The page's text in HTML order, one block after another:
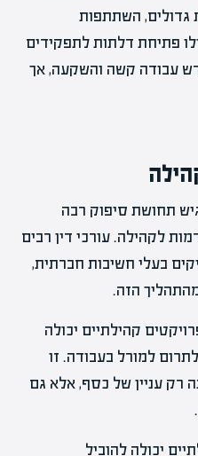
גדולים, השתתפות
פתיחת דלתות לתפקידים
עבודה קשה והשקעה, אך
תחושת סיפוק רבה
לקהילה. עורכי דין רבים
בעלי חשיבות חברתית,
הזה.
קהילתיים יכולה
למורל בעבודה. זו
רק עניין של כסף, אלא גם
יכולה להוביל